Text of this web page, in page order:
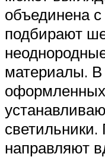
объединена
подбирают
материалы. В
направляют